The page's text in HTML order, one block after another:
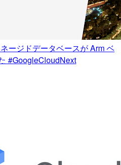
ージドデータベースが Arm ベ
#GoogleCloudNext